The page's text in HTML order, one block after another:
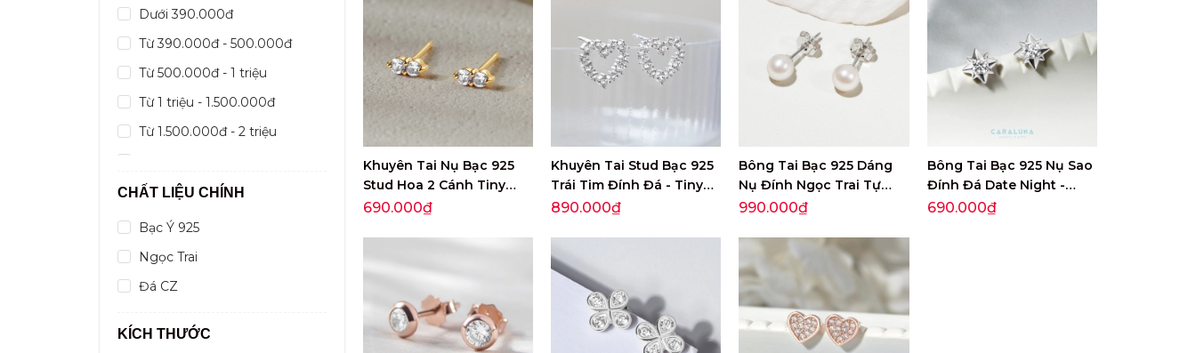
Dưới 390.000đ
Từ 390.000đ - 500.000đ
Từ 500.000đ - 1 triệu
Từ 1 triệu - 1.500.000đ
Từ 1.500.000đ - 2 triệu
Từ 3 triệu - 5 triệu
Từ 5 triệu - 10 triệu
Từ 10 triệu -
Trên
CHẤT LIỆU CHÍNH
Bạc Ý 925
Ngọc Trai
Đá CZ
KÍCH THƯỚC
Khuyên Tai Nụ Bạc 925
Stud Hoa 2 Cánh Tiny
Stud - VCE10
690.000₫
Khuyên Tai Stud Bạc 925
Trái Tim Đính Đá - Tiny
Heart Stud - VCE23
890.000₫
Bông Tai Bạc 925 Dáng
Nụ Đính Ngọc Trai Tự
Nhiên Classic Pearl -
990.000₫
Bông Tai Bạc 925 Nụ Sao
Đính Đá Date Night -
Aphrodite - VYE40
690.000₫